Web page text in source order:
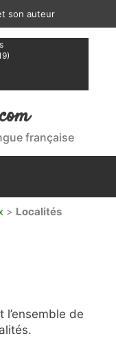
son auteur
française
> Localités
de